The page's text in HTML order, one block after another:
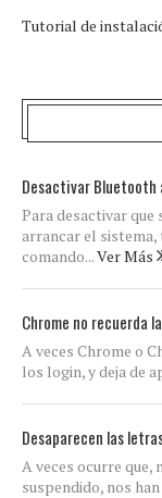
Tutorial de
Desactivar
Para desactivar
arrancar el
comando...Ver Más
Chrome no recuerda
A veces Chrome o
los login, y deja de
Desaparecen las
A veces ocurre
suspendido, nos